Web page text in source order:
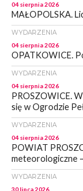
04 sierpnia 2026
MAŁOPOLSKA.
WYDARZENIA
04 sierpnia 2026
OPATKOWICE.
WYDARZENIA
04 sierpnia 2026
PROSZOWICE.
się w Ogrodzie
WYDARZENIA
04 sierpnia 2026
POWIAT
meteorologiczne
WYDARZENIA
30 lipca 2026